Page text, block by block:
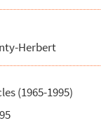
Herbert
(1965-1995)